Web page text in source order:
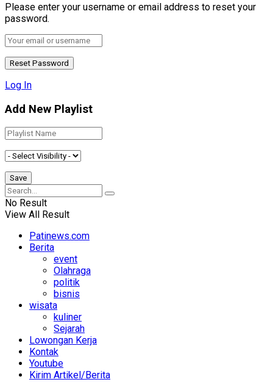
Please enter your username or email address to reset your
password.
Log In
Add New Playlist
No Result
View All Result
Patinews.com
Berita
event
Olahraga
politik
bisnis
wisata
kuliner
Sejarah
Lowongan Kerja
Kontak
Youtube
Kirim Artikel/Berita